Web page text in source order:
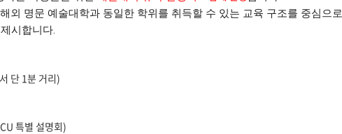
외 명문 예술대학과 동일한 학위를 취득할 수 있는 교육 구조를 중심으
시합니다.
단 1분 거리)
특별 설명회)